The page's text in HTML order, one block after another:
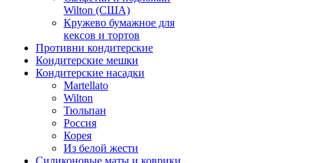
Wilton (США)
Кружево бумажное для
кексов и тортов
Противни кондитерские
Кондитерские мешки
Кондитерские насадки
Martellato
Wilton
Тюльпан
Россия
Корея
Из белой жести
Силиконовые маты и коврики